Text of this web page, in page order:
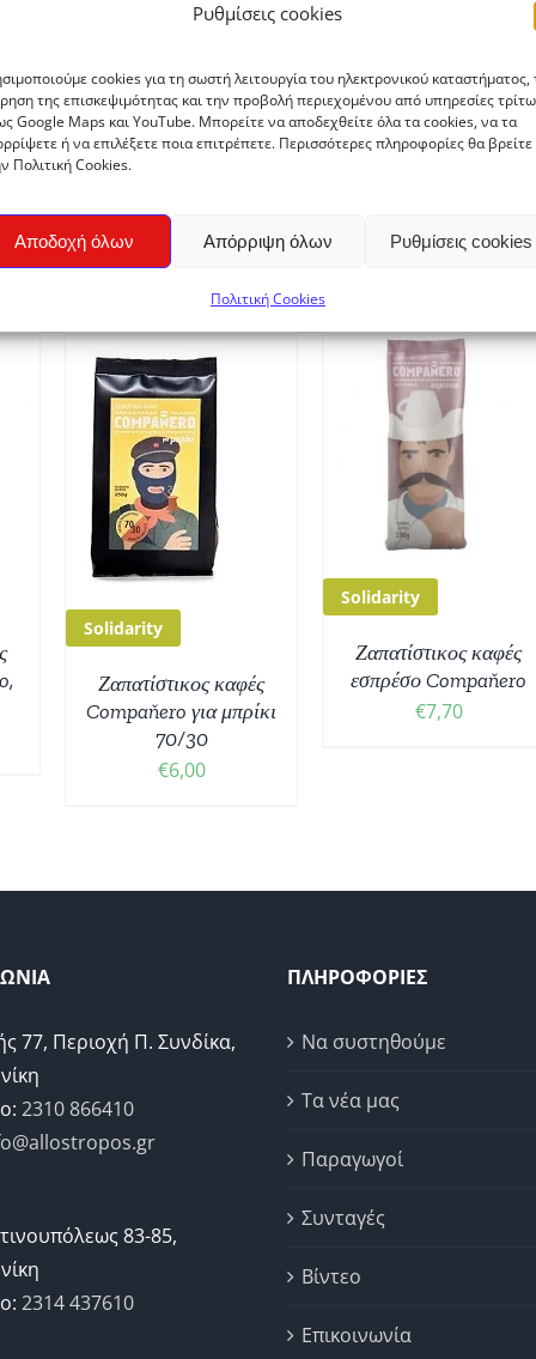
Ρυθμίσεις cookies
cookies για τη σωστή λειτουργία του ηλεκτρονικού καταστήματος,
της επισκεψιμότητας και την προβολή περιεχομένου από υπηρεσίες
Google Maps και YouTube. Μπορείτε να αποδεχθείτε όλα τα cookies, να τα
ή να επιλέξετε ποια επιτρέπετε. Περισσότερες πληροφορίες θα βρείτε
Πολιτική Cookies.
Αποδοχή όλων Απόρριψη όλων Ρυθμίσεις cookies
Πολιτική Cookies
σε πολλές συνταγές μαγειρικής ή και
Για κρέπες, τηγανίτες, επικάλυψη στα τηγανιτά,
γλυκά, για το πήξιμο σάλτσας ή σε σούπα βελουτέ.
Solidarity
Ζαπατίστικος καφές
Compaňero για μπρίκι
70/30
€6,00
ΠΡΟΣΘΉΚΗ ΣΤΟ
ΚΑΛΆΘΙ
ΛΕΠΤΟΜΈΡΕΙΕΣ
Solidarity
Ζαπατίστικος καφές
εσπρέσο Compaňero
€7,70
77, Περιοχή Π. Συνδίκα,
2310 866410
83-85,
2314 437610
ΠΛΗΡΟΦΟΡΙΕΣ
Να συστηθούμε
Τα νέα μας
Παραγωγοί
Συνταγές
Βίντεο
Επικοινωνία